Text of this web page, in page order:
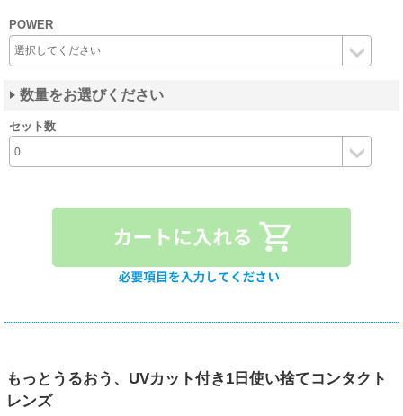
POWER
数量をお選びください
セット数
もっとうるおう、UVカット付き1日使い捨てコンタクト
レンズ